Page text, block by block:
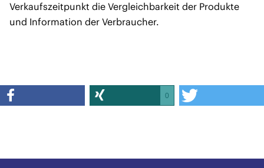
Verkaufszeitpunkt die Vergleichbarkeit der Produkte
und Information der Verbraucher.
0